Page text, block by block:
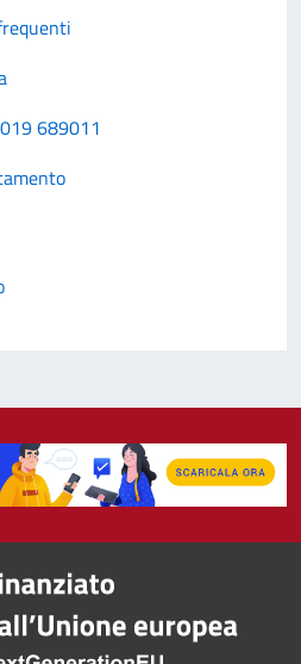
689011